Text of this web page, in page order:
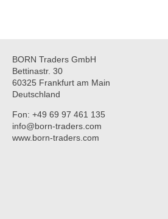
BORN Traders GmbH
Bettinastr. 30
60325 Frankfurt am Main
Deutschland
Fon: +49 69 97 461 135
info@born-traders.com
www.born-traders.com